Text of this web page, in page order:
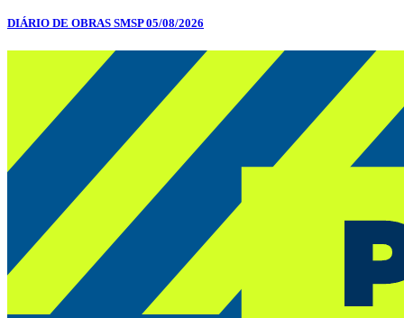
DIÁRIO DE OBRAS SMSP 05/08/2026